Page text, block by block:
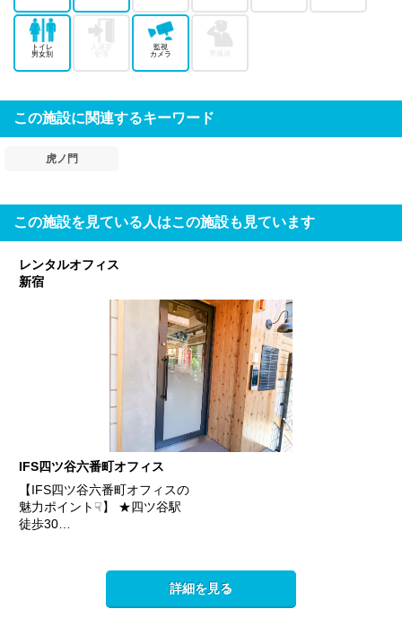
トイレ
男女別
監視
カメラ
この施設に関連するキーワード
虎ノ門
この施設を見ている人はこの施設も見ています
レンタルオフィス
新宿
IFS四ツ谷六番町オフィス
【IFS四ツ谷六番町オフィスの
魅力ポイント☟】 ★四ツ谷駅
徒歩30…
詳細を見る